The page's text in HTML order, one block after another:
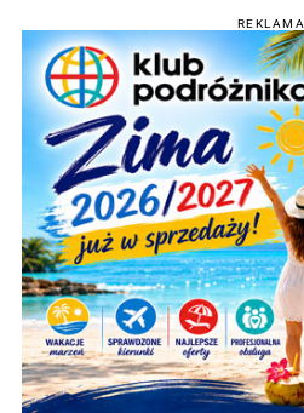
REKLAMA